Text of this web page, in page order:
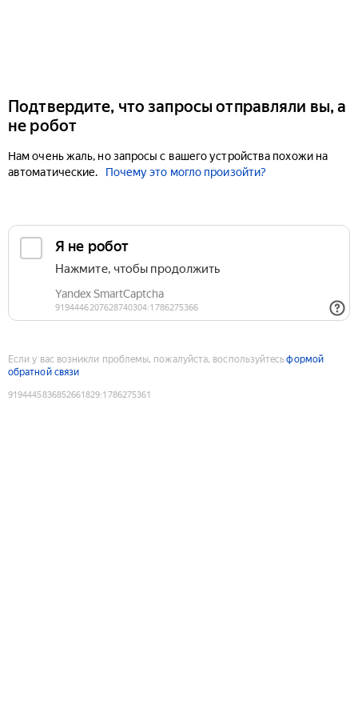
Подтвердите, что запросы отправляли вы, а
не робот
Нам очень жаль, но запросы с вашего устройства похожи на
автоматические.
Почему это могло произойти?
Если у вас возникли проблемы, пожалуйста, воспользуйтесьформой
обратной связи
9194445836852661829:1786275361